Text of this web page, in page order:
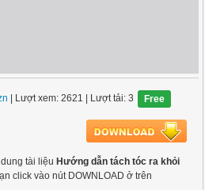
| Lượt xem: 2621 | Lượt tải: 3 Free
tài liệu Hướng dẫn tách tóc ra khỏi
click vào nút DOWNLOAD ở trên